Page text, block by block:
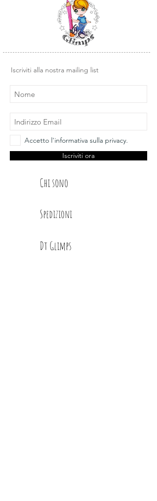
Iscriviti alla nostra mailing list
Accetto l'informativa sulla privacy.
Iscriviti ora
Chi sono
Spedizioni
Dt Glimps